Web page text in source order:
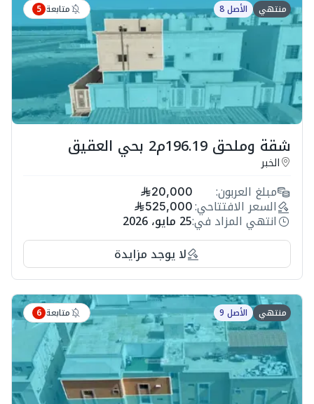
منتهي الأصل 8 متابعة 5
شقة وملحق 196.19م2 بحي العقيق
الخبر
مبلغ العربون: 20,000
السعر الافتتاحي: 525,000
انتهي المزاد في:25 مايو، 2026
لا يوجد مزايدة
منتهي الأصل 9 متابعة 6